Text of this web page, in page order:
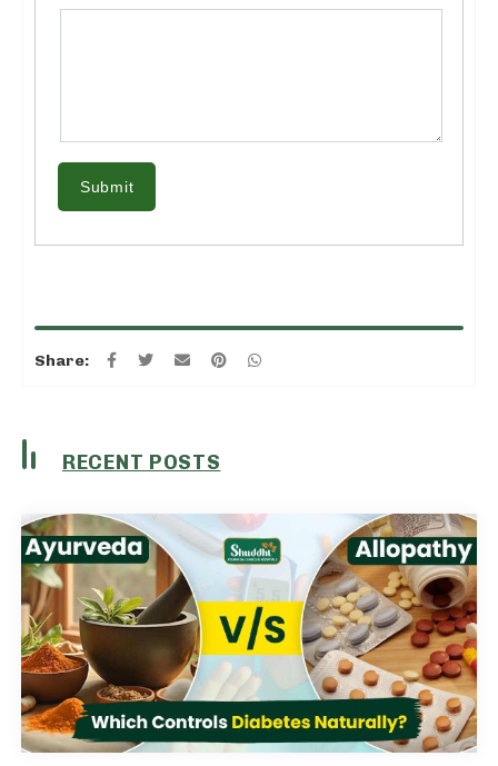
Submit
Share:
RECENT POSTS